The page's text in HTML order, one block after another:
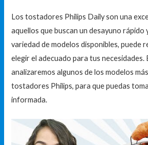
Los tostadores Philips Daily son una
aquellos que buscan un desayuno rápido
variedad de modelos disponibles, puede
elegir el adecuado para tus necesidades.
analizaremos algunos de los modelos
tostadores Philips, para que puedas
informada.